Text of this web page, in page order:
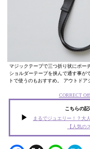
マジックテープで三つ折り状にポー
ショルダーテープを挟んで通す事が
トで使うのもおすすめ。 アウトド
CORRECT
こちらの
まるでジュエリー！？大
【人気の